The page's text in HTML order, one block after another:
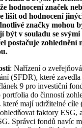
hodnocení značek
lišit od hodnocení
značky mohou
být v souladu se
postačuje
: Nařízení o
(SFDR), které
9 pro investiční
portfolia do činností
které mají udržitelné cíle
faktory ESG,
Správci fondů navíc